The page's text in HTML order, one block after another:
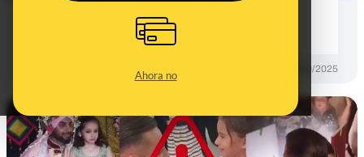
Ahora no
musulmán: son padre e hija
08/10/2025